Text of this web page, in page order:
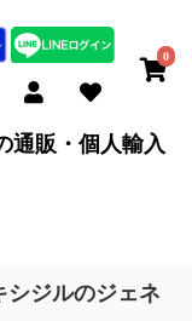
0
通販・個人輸入
シジルのジェネ